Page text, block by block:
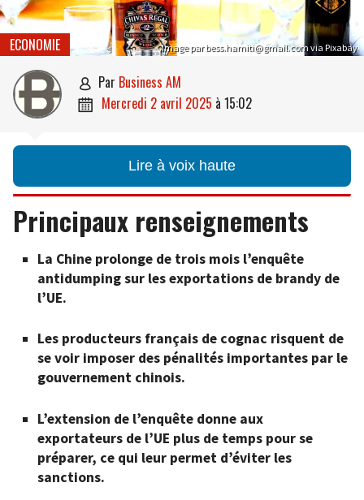
Image par bess.hamiti@gmail.com via Pixabay
ECONOMIE
 par Business AM
 mercredi 2 avril 2025 à 15:02
Lire à voix haute
Principaux renseignements
La Chine prolonge de trois mois l’enquête
antidumping sur les exportations de brandy de
l’UE.
Les producteurs français de cognac risquent de
se voir imposer des pénalités importantes par le
gouvernement chinois.
L’extension de l’enquête donne aux
exportateurs de l’UE plus de temps pour se
préparer, ce qui leur permet d’éviter les
sanctions.